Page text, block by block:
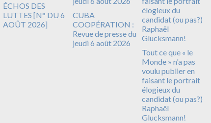
ÉCHOS DES
LUTTES [N° DU 6
AOÛT 2026]
CUBA
COOPÉRATION :
Revue de presse du
jeudi 6 août 2026
Tout ce que « le
Monde » n'a pas
voulu publier en
faisant le portrait
élogieux du
candidat (ou pas?)
Raphaël
Glucksmann!